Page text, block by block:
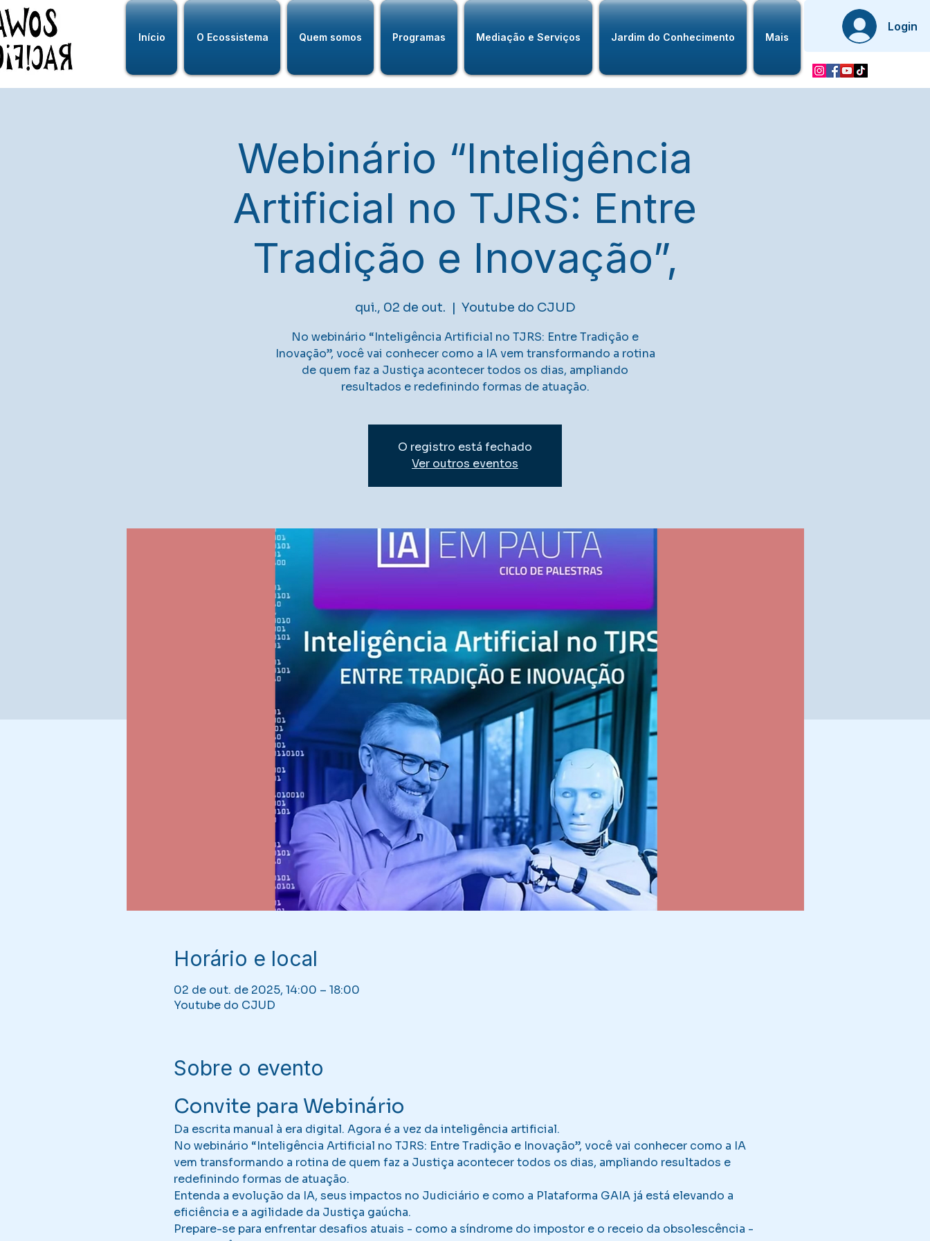
Início O Ecossistema Quem somos Programas Mediação e Serviços Jardim do Conhecimento Mais
Login
Webinário “Inteligência
Artificial no TJRS: Entre
Tradição e Inovação”,
qui., 02 de out.
  |
Youtube do CJUD
No webinário “Inteligência Artificial no TJRS: Entre Tradição e
Inovação”, você vai conhecer como a IA vem transformando a rotina
de quem faz a Justiça acontecer todos os dias, ampliando
O registro está fechado
Ver outros eventos
Horário e local
02 de out. de 2025, 14:00 – 18:00
Youtube do CJUD
Sobre o evento
Convite para Webinário
Da escrita manual à era digital. Agora é a vez da inteligência artificial.
No webinário “Inteligência Artificial no TJRS: Entre Tradição e Inovação”, você vai conhecer como a IA
vem transformando a rotina de quem faz a Justiça acontecer todos os dias, ampliando resultados e
redefinindo formas de atuação.
Entenda a evolução da IA, seus impactos no Judiciário e como a Plataforma GAIA já está elevando a
eficiência e a agilidade da Justiça gaúcha.
Prepare-se para enfrentar desafios atuais - como a síndrome do impostor e o receio da obsolescência -